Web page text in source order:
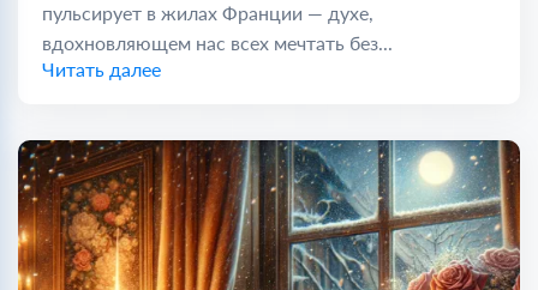
пульсирует в жилах Франции — духе,
вдохновляющем нас всех мечтать без...
Читать далее